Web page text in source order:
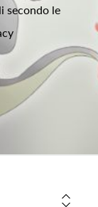
secondo le